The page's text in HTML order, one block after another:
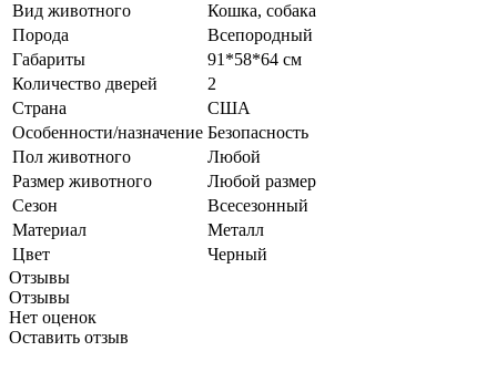
Вид животного
Кошка, собака
Порода
Всепородный
Габариты
91*58*64 см
Количество дверей
2
Страна
США
Особенности/назначение Безопасность
Пол животного
Любой
Размер животного
Любой размер
Сезон
Всесезонный
Материал
Металл
Цвет
Черный
Отзывы
Отзывы
Нет оценок
Оставить отзыв